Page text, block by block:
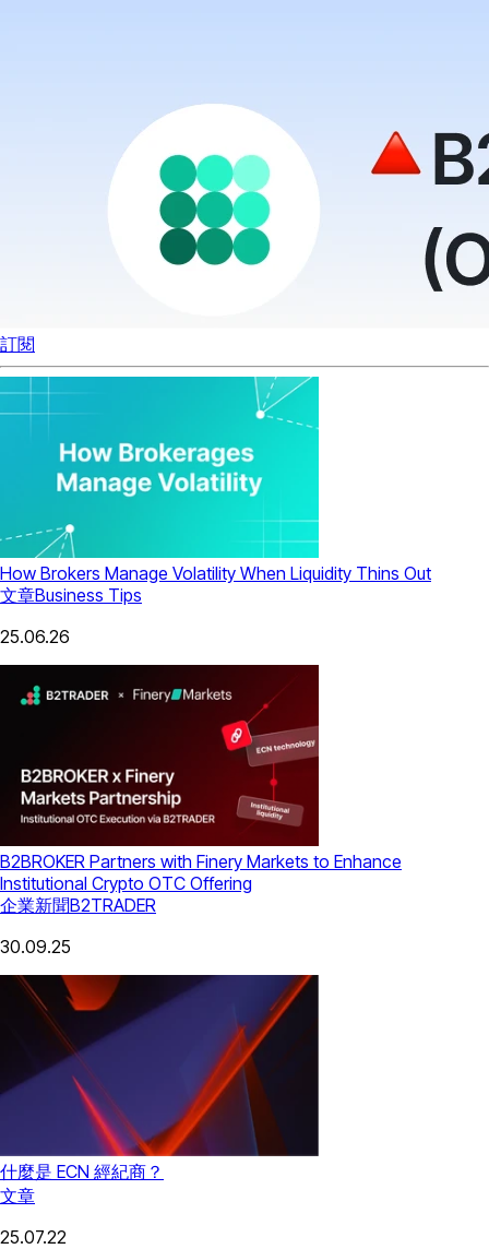
訂閱
How Brokers Manage Volatility When Liquidity Thins Out
文章Business Tips
25.06.26
B2BROKER Partners with Finery Markets to Enhance
Institutional Crypto OTC Offering
企業新聞B2TRADER
30.09.25
什麼是 ECN 經紀商？
文章
25.07.22